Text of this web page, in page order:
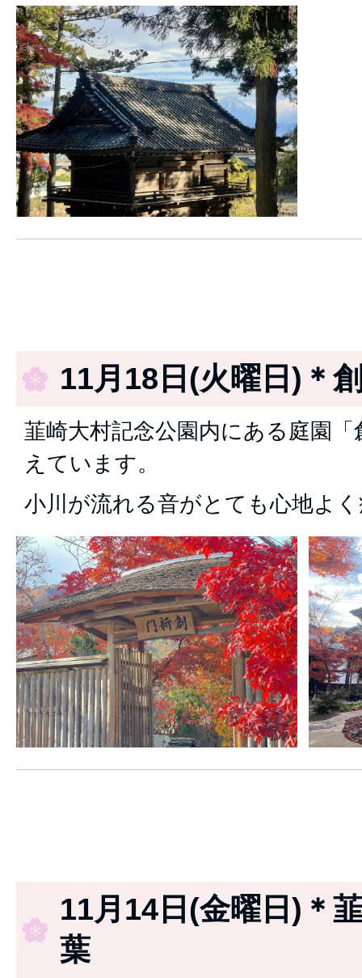
11月18日(火曜日)＊
韮崎大村記念公園内にある庭園
えています。
小川が流れる音がとても心地よ
11月14日(金曜日)＊
葉